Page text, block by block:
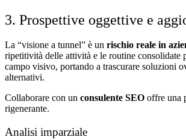
3. Prospettive oggettive e
La “visione a tunnel” è un rischio reale in
ripetitività delle attività e le routine consolidate
campo visivo, portando a trascurare soluzioni
alternativi.
Collaborare con un consulente SEO offre una
rigenerante.
Analisi imparziale